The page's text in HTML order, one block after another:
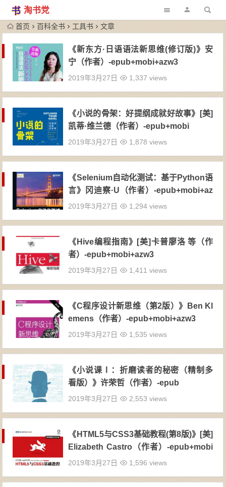
淘书党
首页 百科全书 工具书 文章
《新东方·日语语法新思维(修订版)》安
宁（作者）-epub+mobi+azw3
2019年3月27日 1,337 views
《小说的骨架：好提纲成就好故事》[美]
凯蒂·维兰德（作者）-epub+mobi
2019年3月27日 1,878 views
《Selenium自动化测试：基于Python语
言》冈迪察·U（作者）-epub+mobi+az
w3
2019年3月27日 1,294 views
《Hive编程指南》[美]卡普廖洛 等（作
者）-epub+mobi+azw3
2019年3月27日 1,411 views
《C程序设计新思维（第2版）》Ben Kl
emens（作者）-epub+mobi+azw3
2019年3月27日 1,535 views
《小说课Ⅰ：折磨读者的秘密（精制多
看版）》许荣哲（作者）-epub
2019年3月27日 2,553 views
《HTML5与CSS3基础教程(第8版)》[美]
Elizabeth Castro（作者）-epub+mobi
+azw3
2019年3月27日 1,596 views